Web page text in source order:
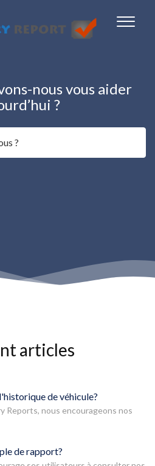
nous vous aider
?
articles
de véhicule?
Reports, nous encourageons nos
de rapport?